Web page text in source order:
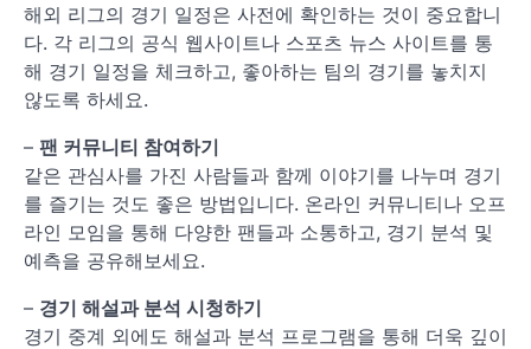
해외 리그의 경기 일정은 사전에 확인하는 것이 중요합니
다. 각 리그의 공식 웹사이트나 스포츠 뉴스 사이트를 통
해 경기 일정을 체크하고, 좋아하는 팀의 경기를 놓치지
않도록 하세요.
– 팬 커뮤니티 참여하기
같은 관심사를 가진 사람들과 함께 이야기를 나누며 경기
를 즐기는 것도 좋은 방법입니다. 온라인 커뮤니티나 오프
라인 모임을 통해 다양한 팬들과 소통하고, 경기 분석 및
예측을 공유해보세요.
– 경기 해설과 분석 시청하기
경기 중계 외에도 해설과 분석 프로그램을 통해 더욱 깊이